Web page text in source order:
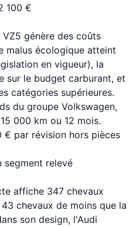
100 €
génère des coûts
malus écologique atteint
en vigueur), la
sur le budget carburant, et
catégories supérieures.
du groupe Volkswagen,
000 km ou 12 mois.
par révision hors pièces
segment relevé
affiche 347 chevaux
chevaux de moins que la
son design, l'Audi